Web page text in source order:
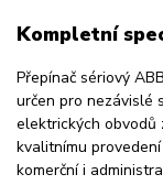
Kompletní
Přepínač sériový
určen pro nezávislé
elektrických obvodů
kvalitnímu
komerční i